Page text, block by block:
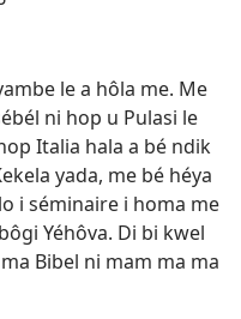
le a hôla me. Me
ni hop u Pulasi le
Italia hala a bé ndik
yada, me bé héya
i séminaire i homa me
Yéhôva. Di bi kwel
Bibel ni mam ma ma